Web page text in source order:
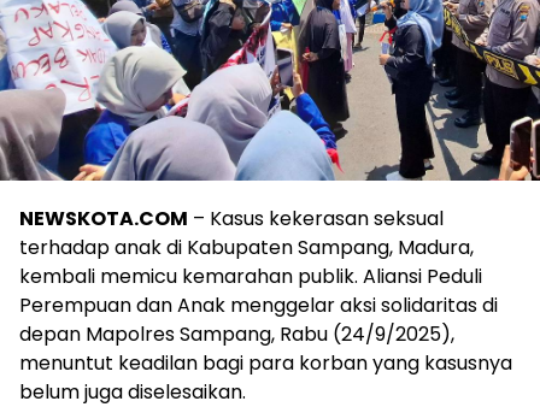
NEWSKOTA.COM – Kasus kekerasan seksual
terhadap anak di Kabupaten Sampang, Madura,
kembali memicu kemarahan publik. Aliansi Peduli
Perempuan dan Anak menggelar aksi solidaritas di
depan Mapolres Sampang, Rabu (24/9/2025),
menuntut keadilan bagi para korban yang kasusnya
belum juga diselesaikan.